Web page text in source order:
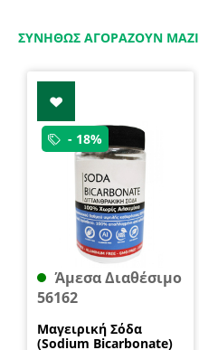
ΣΥΝΉΘΩΣ ΑΓΟΡΆΖΟΥΝ ΜΑΖΊ
- 18%
Άμεσα Διαθέσιμο
56162
Μαγειρική Σόδα
(Sodium Bicarbonate)